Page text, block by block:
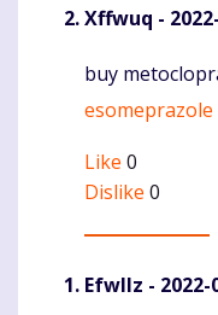
Xffwuq -
Komentaras
buy
Like 0
Dislike 0
Efwllz - 2022-